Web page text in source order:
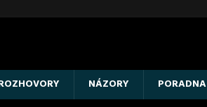
NÁZORY PORADNA